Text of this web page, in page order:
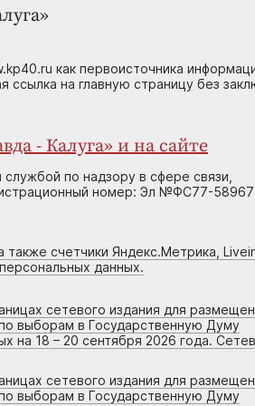
как первоисточника
ссылка на главную страницу без
- Калуга» и на сайте
по надзору в сфере связи,
номер: Эл №ФС77-58967
также счетчики Яндекс.Метрика,
данных.
сетевого издания для
выборам в Государственную Думу
на 18 – 20 сентября 2026 года.
сетевого издания для
выборам в Государственную Думу